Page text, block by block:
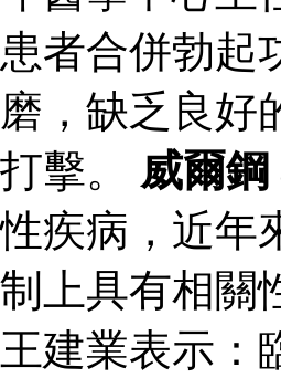
患者合併勃起
磨，缺乏良好
打擊。 威爾鋼
性疾病，近年
制上具有相關
王建業表示：